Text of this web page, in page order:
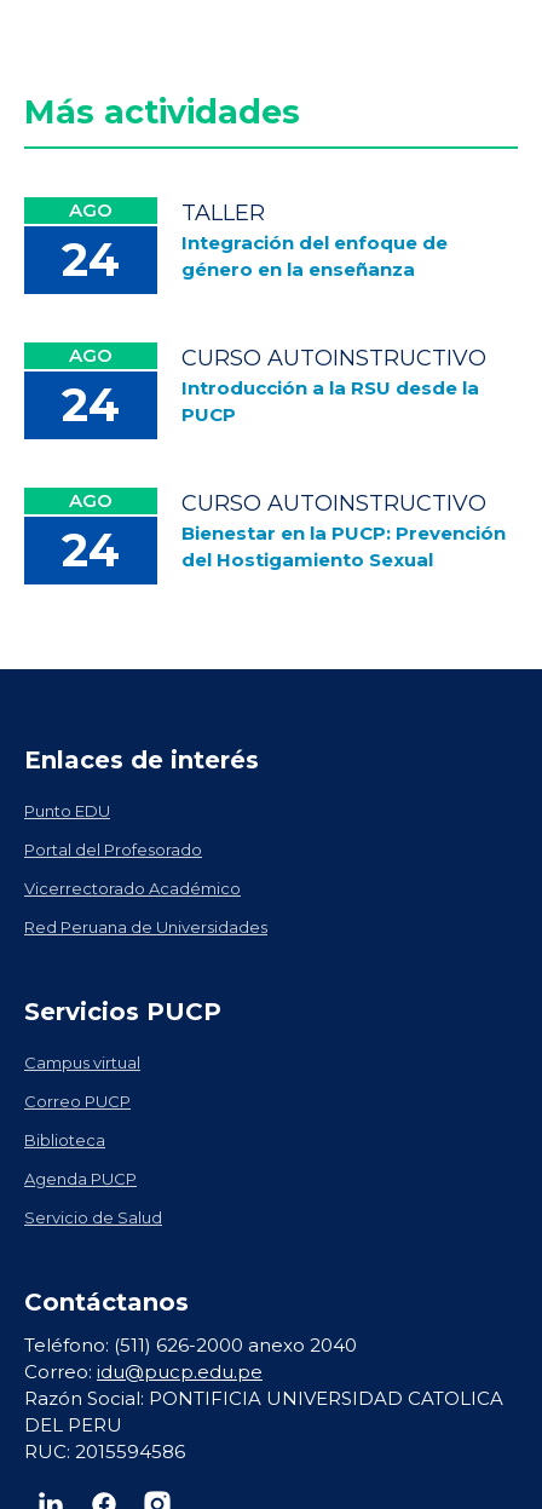
Más actividades
AGO
24
TALLER
Integración del enfoque de
género en la enseñanza
AGO
24
CURSO AUTOINSTRUCTIVO
Introducción a la RSU desde la
PUCP
AGO
24
CURSO AUTOINSTRUCTIVO
Bienestar en la PUCP: Prevención
del Hostigamiento Sexual
Enlaces de interés
Punto EDU
Portal del Profesorado
Vicerrectorado Académico
Red Peruana de Universidades
Servicios PUCP
Campus virtual
Correo PUCP
Biblioteca
Agenda PUCP
Servicio de Salud
Contáctanos
Teléfono: (511) 626-2000 anexo 2040
Correo: idu@pucp.edu.pe
Razón Social: PONTIFICIA UNIVERSIDAD CATOLICA
DEL PERU
RUC: 2015594586